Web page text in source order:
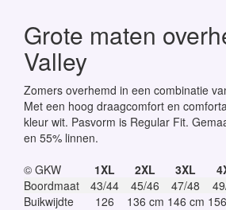
Grote maten
Valley
Zomers overhemd in een combinatie
Met een hoog draagcomfort en
kleur wit. Pasvorm is Regular Fit.
en 55% linnen.
© GKW
1XL 2XL 3XL
Boordmaat
43/44 45/46 47/48
Buikwijdte
126 136 cm 146 cm